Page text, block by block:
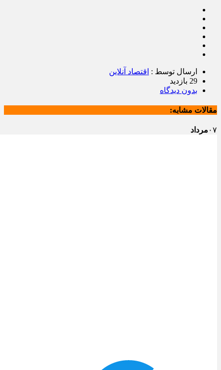
ارسال توسط : اقتصاد آنلاین
29 بازدید
بدون دیدگاه
مقالات مشابه:
۰۷ مرداد